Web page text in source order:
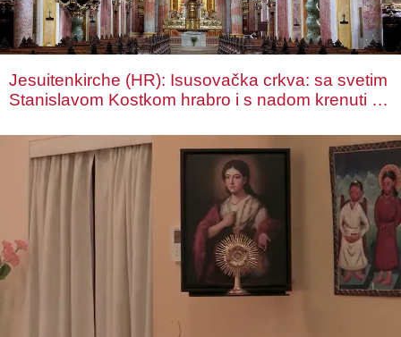
Jesuitenkirche (HR): Isusovačka crkva: sa svetim
Stanislavom Kostkom hrabro i s nadom krenuti na